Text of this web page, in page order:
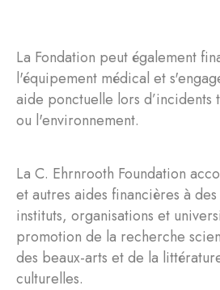
La Fondation peut également
l'équipement médical et
aide ponctuelle lors d’incidents
ou l'environnement.
La C. Ehrnrooth Foundation
et autres aides financières à
instituts, organisations et
promotion de la recherche
des beaux-arts et de la
culturelles.